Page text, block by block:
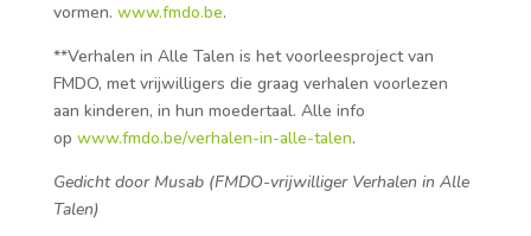
vormen. www.fmdo.be.
**Verhalen in Alle Talen is het voorleesproject van
FMDO, met vrijwilligers die graag verhalen voorlezen
aan kinderen, in hun moedertaal. Alle info
op www.fmdo.be/verhalen-in-alle-talen.
Gedicht door Musab (FMDO-vrijwilliger Verhalen in Alle
Talen)